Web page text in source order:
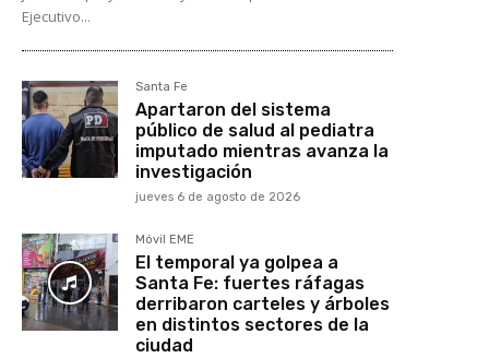
Ejecutivo...
Santa Fe
Apartaron del sistema
público de salud al pediatra
imputado mientras avanza la
investigación
jueves 6 de agosto de 2026
Móvil EME
El temporal ya golpea a
Santa Fe: fuertes ráfagas
derribaron carteles y árboles
en distintos sectores de la
ciudad